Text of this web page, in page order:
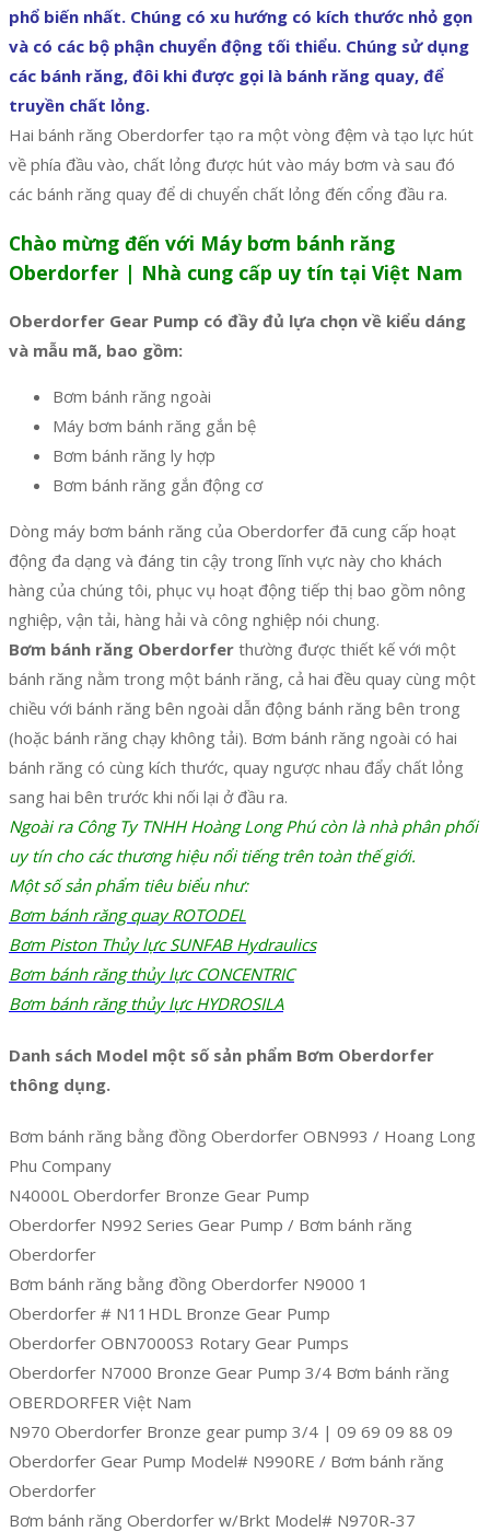
phổ biến nhất. Chúng có xu hướng có kích thước nhỏ gọn
và có các bộ phận chuyển động tối thiểu. Chúng sử dụng
các bánh răng, đôi khi được gọi là bánh răng quay, để
truyền chất lỏng.
Hai bánh răng Oberdorfer tạo ra một vòng đệm và tạo lực hút
về phía đầu vào, chất lỏng được hút vào máy bơm và sau đó
các bánh răng quay để di chuyển chất lỏng đến cổng đầu ra.
Chào mừng đến với Máy bơm bánh răng
Oberdorfer | Nhà cung cấp uy tín tại Việt Nam
Oberdorfer Gear Pump có đầy đủ lựa chọn về kiểu dáng
và mẫu mã, bao gồm:
Bơm bánh răng ngoài
Máy bơm bánh răng gắn bệ
Bơm bánh răng ly hợp
Bơm bánh răng gắn động cơ
Dòng máy bơm bánh răng của Oberdorfer đã cung cấp hoạt
động đa dạng và đáng tin cậy trong lĩnh vực này cho khách
hàng của chúng tôi, phục vụ hoạt động tiếp thị bao gồm nông
nghiệp, vận tải, hàng hải và công nghiệp nói chung.
Bơm bánh răng Oberdorfer thường được thiết kế với một
bánh răng nằm trong một bánh răng, cả hai đều quay cùng một
chiều với bánh răng bên ngoài dẫn động bánh răng bên trong
(hoặc bánh răng chạy không tải). Bơm bánh răng ngoài có hai
bánh răng có cùng kích thước, quay ngược nhau đẩy chất lỏng
sang hai bên trước khi nối lại ở đầu ra.
Ngoài ra Công Ty TNHH Hoàng Long Phú còn là nhà phân phối
uy tín cho các thương hiệu nổi tiếng trên toàn thế giới.
Một số sản phẩm tiêu biểu như:
Bơm bánh răng quay ROTODEL
Bơm Piston Thủy lực SUNFAB Hydraulics
Bơm bánh răng thủy lực CONCENTRIC
Bơm bánh răng thủy lực HYDROSILA
Danh sách Model một số sản phẩm Bơm Oberdorfer
thông dụng.
Bơm bánh răng bằng đồng Oberdorfer OBN993 / Hoang Long
Phu Company
N4000L Oberdorfer Bronze Gear Pump
Oberdorfer N992 Series Gear Pump / Bơm bánh răng
Oberdorfer
Bơm bánh răng bằng đồng Oberdorfer N9000 1
Oberdorfer # N11HDL Bronze Gear Pump
Oberdorfer OBN7000S3 Rotary Gear Pumps
Oberdorfer N7000 Bronze Gear Pump 3/4 Bơm bánh răng
OBERDORFER Việt Nam
N970 Oberdorfer Bronze gear pump 3/4 | 09 69 09 88 09
Oberdorfer Gear Pump Model# N990RE / Bơm bánh răng
Oberdorfer
Bơm bánh răng Oberdorfer w/Brkt Model# N970R-37